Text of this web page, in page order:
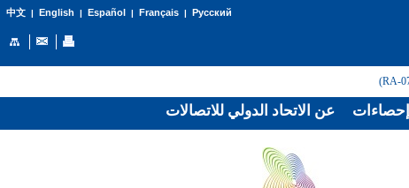
中文| English | Español | Français| Русский
عن الاتحاد الدولي للاتصالات إحصاءات